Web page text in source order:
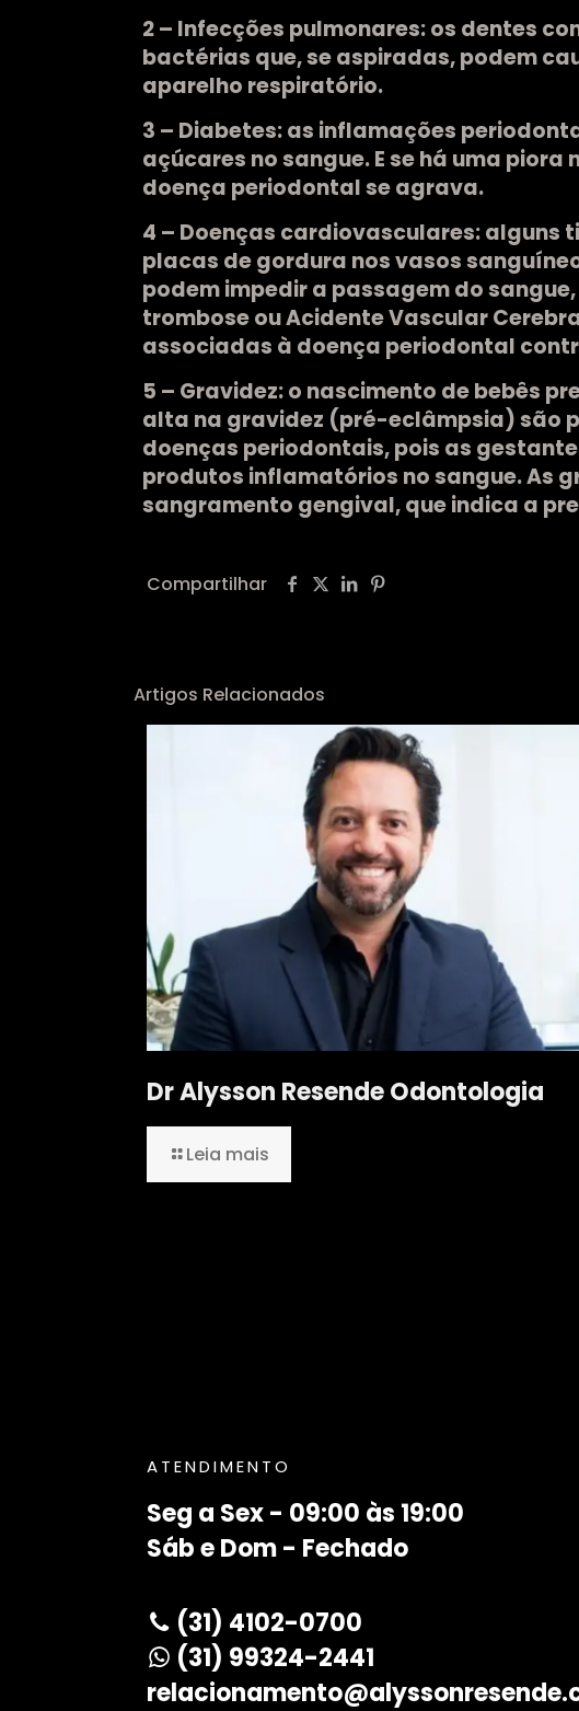
2 – Infecções pulmonares:os dentes
bactérias que, se aspiradas, podem
aparelho respiratório.
3 – Diabetes:as inflamações
açúcares no sangue. E se há uma
doença periodontal se agrava.
4 – Doenças cardiovasculares:alguns
placas de gordura nos vasos
podem impedir a passagem do
trombose ou Acidente Vascular
associadas à doença periodontal
5 – Gravidez:o nascimento de bebês
alta na gravidez (pré-eclâmpsia) são
doenças periodontais, pois as
produtos inflamatórios no sangue. As
sangramento gengival, que indica a
Compartilhar
Artigos Relacionados
Dr Alysson Resende Odontologia
Leia mais
ATENDIMENTO
Seg a Sex - 09:00 às 19:00
Sáb e Dom - Fechado
(31) 4102-0700
(31) 99324-2441